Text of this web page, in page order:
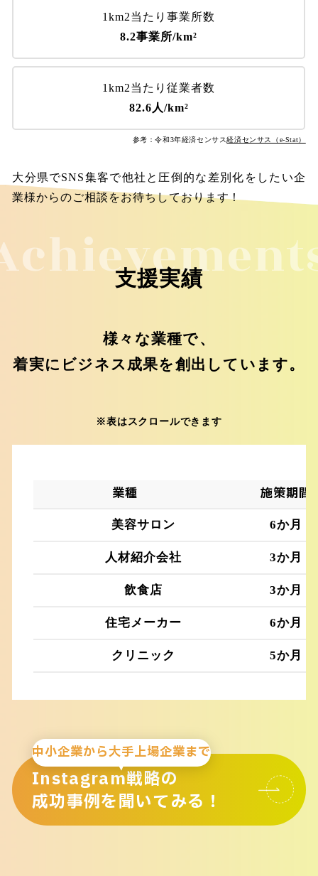
1km2当たり事業所数
8.2事業所/km²
1km2当たり従業者数
82.6人/km²
参考：令和3年経済センサス経済センサス（e-Stat）
大分県でSNS集客で他社と圧倒的な差別化をしたい企
業様からのご相談をお待ちしております！
支援実績
様々な業種で、
着実にビジネス成果を創出しています。
※表はスクロールできます
業種 施策期間
美容サロン 6か月
人材紹介会社 3か月
飲食店 3か月
住宅メーカー 6か月
クリニック 5か月
中小企業から大手上場企業まで
Instagram戦略の
成功事例を聞いてみる！